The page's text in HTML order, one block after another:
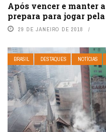
Após vencer e manter
prepara para jogar
29 DE JANEIRO DE 2018
BRASIL DESTAQUES NOTÍCIAS